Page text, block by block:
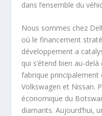
dans l’ensemble du
Nous sommes chez
où le financement
développement a
qui s’étend bien au-delà
fabrique principalement
Volkswagen et Nissan.
économique du
diamants. Aujourd’hui,